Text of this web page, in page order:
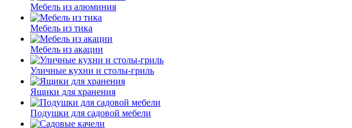
Мебель из алюминия
Мебель из тика
Мебель из акации
Уличные кухни и столы-гриль
Ящики для хранения
Подушки для садовой мебели